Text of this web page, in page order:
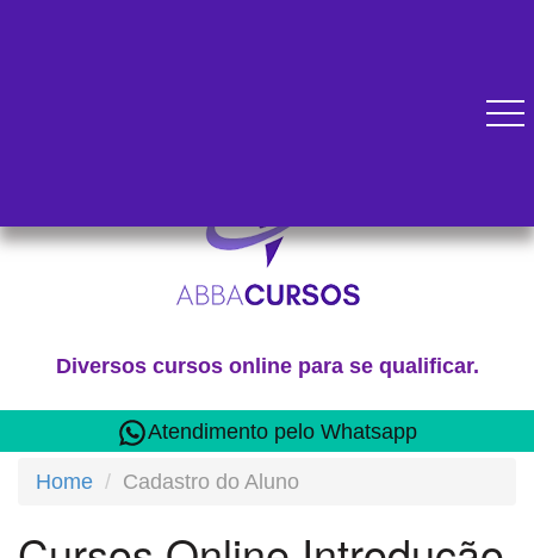
Atendimento pelo Whatsapp
Diversos cursos online para se qualificar.
Home Cadastro do Aluno